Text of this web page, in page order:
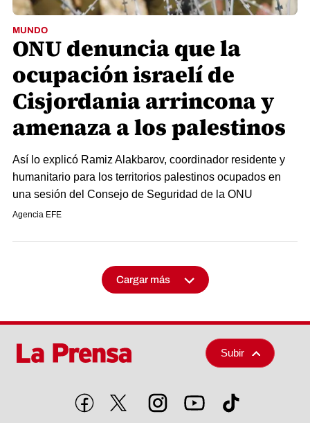
MUNDO
ONU denuncia que la
ocupación israelí de
Cisjordania arrincona y
amenaza a los palestinos
Así lo explicó Ramiz Alakbarov, coordinador residente y
humanitario para los territorios palestinos ocupados en
una sesión del Consejo de Seguridad de la ONU
Agencia EFE
Cargar más
Subir